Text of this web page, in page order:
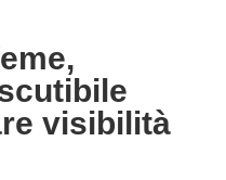
visibilità